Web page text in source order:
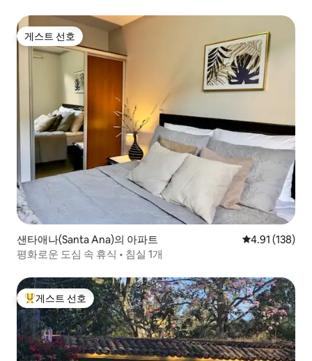
게스트 선호
게스트 선호
샌타애나(Santa Ana)의 아파트 평점 4.91점(5
4.91 (138)
평화로운 도심 속 휴식 • 침실 1개
상위 게스트 선호
게스트 선호